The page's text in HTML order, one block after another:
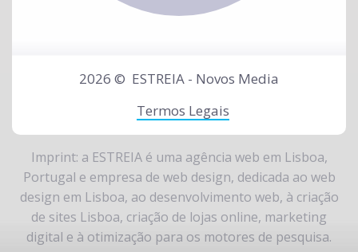
2026 © ESTREIA - Novos Media
Termos Legais
Imprint: a ESTREIA é uma agência web em Lisboa,
Portugal e empresa de web design, dedicada ao web
design em Lisboa, ao desenvolvimento web, à criação
de sites Lisboa, criação de lojas online, marketing
digital e à otimização para os motores de pesquisa.